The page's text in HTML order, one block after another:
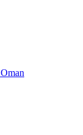
Oman